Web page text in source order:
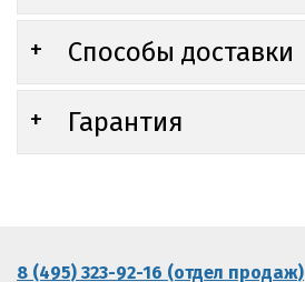
Способы доставки
Гарантия
8 (495) 323-92-16 (отдел продаж)